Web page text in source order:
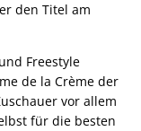
den Titel am
Freestyle
de la Crème der
vor allem
für die besten